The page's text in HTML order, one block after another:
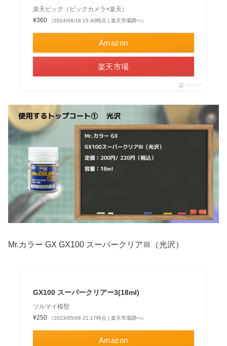
楽天ビック（ビックカメラ×楽天）
¥360
（2024/06/18 15:40時点 | 楽天市場調べ）
Amazon
楽天市場
ポチップ
Mr.カラー GX GX100 スーパークリアⅢ（光沢）
GX100 スーパークリアー3(18ml)
ツルマイ模型
¥250
（2023/05/08 21:17時点 | 楽天市場調べ）
Amazon